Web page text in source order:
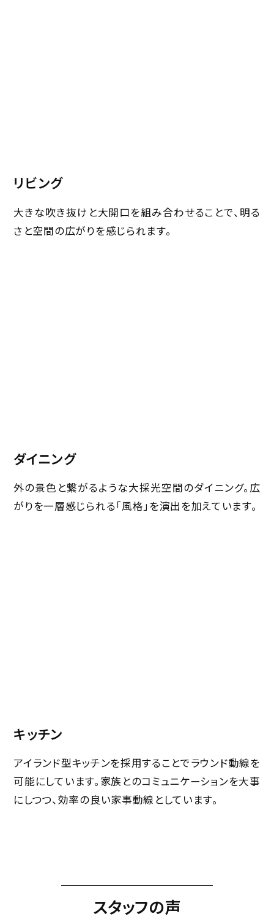
リビング
大きな吹き抜けと大開口を組み合わせることで、明る
さと空間の広がりを感じられます。
ダイニング
外の景色と繋がるような大採光空間のダイニング。広
がりを一層感じられる「風格」を演出を加えています。
キッチン
アイランド型キッチンを採用することでラウンド動線を
可能にしています。家族とのコミュニケーションを大事
にしつつ、効率の良い家事動線としています。
スタッフの声